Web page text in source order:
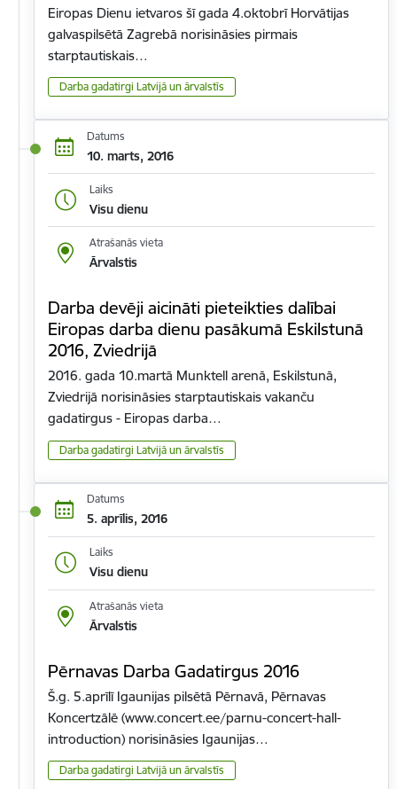
Eiropas Dienu ietvaros šī gada 4.oktobrī Horvātijas
galvaspilsētā Zagrebā norisināsies pirmais
starptautiskais…
Darba gadatirgi Latvijā un ārvalstīs
Datums
10. marts, 2016
Laiks
Visu dienu
Atrašanās vieta
Ārvalstis
Darba devēji aicināti pieteikties dalībai
Eiropas darba dienu pasākumā Eskilstunā
2016, Zviedrijā
2016. gada 10.martā Munktell arenā, Eskilstunā,
Zviedrijā norisināsies starptautiskais vakanču
gadatirgus - Eiropas darba…
Darba gadatirgi Latvijā un ārvalstīs
Datums
5. aprīlis, 2016
Laiks
Visu dienu
Atrašanās vieta
Ārvalstis
Pērnavas Darba Gadatirgus 2016
Š.g. 5.aprīlī Igaunijas pilsētā Pērnavā, Pērnavas
Koncertzālē (www.concert.ee/parnu-concert-hall-
introduction) norisināsies Igaunijas…
Darba gadatirgi Latvijā un ārvalstīs